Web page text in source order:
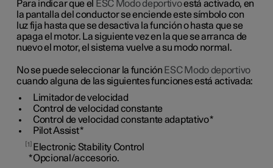
Para indicar que el ESC Modo deportivoestá activado, en
la pantalla del conductor se enciende este símbolo con
luz fija hasta que se desactiva la función o hasta que se
apaga el motor. La siguiente vez en la que se arranca de
nuevo el motor, el sistema vuelve a su modo normal.
No se puede seleccionar la función ESC Modo deportivo
cuando alguna de las siguientes funciones está activada:
Limitador de velocidad
Control de velocidad constante
Control de velocidad constante adaptativo*
Pilot Assist*
1
Electronic Stability Control
*Opcional/accesorio.